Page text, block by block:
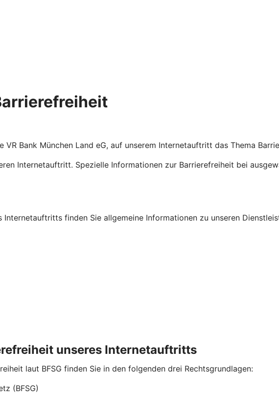
VR Bank München Land eG, auf unserem Internetauftritt das Thema
Internetauftritt. Spezielle Informationen zur Barrierefreiheit bei
Internetauftritts finden Sie allgemeine Informationen zu unseren
unseres Internetauftritts
laut BFSG finden Sie in den folgenden drei Rechtsgrundlagen:
(BFSG)